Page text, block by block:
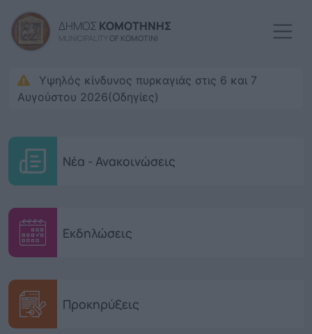
ΔΗΜΟΣ ΚΟΜΟΤΗΝΗΣ
MUNICIPALITY OF KOMOTINI
Υψηλός κίνδυνος πυρκαγιάς στις 6 και 7
Αυγούστου 2026(Οδηγίες)
Νέα - Ανακοινώσεις
Εκδηλώσεις
Προκηρύξεις